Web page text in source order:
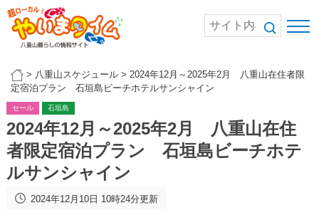
> 八重山スケジュール> 2024年12月～2025年2月 八重山在住者限
定宿泊プラン 石垣島ビーチホテルサンシャイン
セール 石垣島
2024年12月～2025年2月 八重山在住
者限定宿泊プラン 石垣島ビーチホテ
ルサンシャイン
2024年12月10日 10時24分更新